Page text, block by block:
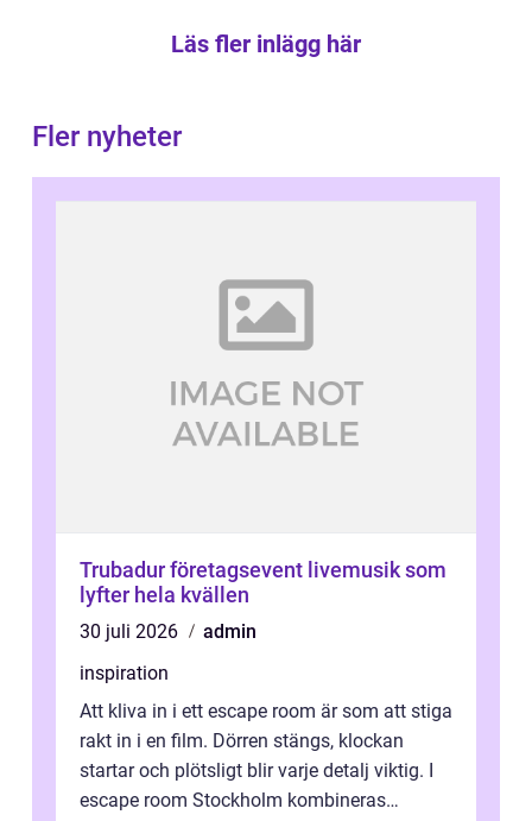
Läs fler inlägg här
Fler nyheter
Trubadur företagsevent livemusik som
lyfter hela kvällen
30 juli 2026
admin
inspiration
Att kliva in i ett escape room är som att stiga
rakt in i en film. Dörren stängs, klockan
startar och plötsligt blir varje detalj viktig. I
escape room Stockholm kombineras